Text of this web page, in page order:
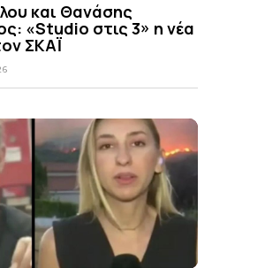
και Θανάσης
«Studio στις 3» η νέα
ΣΚΑΪ